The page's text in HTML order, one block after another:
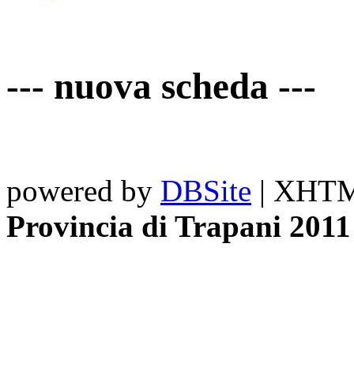
--- nuova scheda ---
powered by DBSite |
Provincia di Trapani 2011